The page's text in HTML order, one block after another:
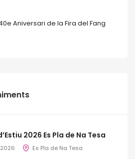
Aniversari de la Fira del Fang
2026 Es Pla de Na Tesa
Es Pla de Na Tesa